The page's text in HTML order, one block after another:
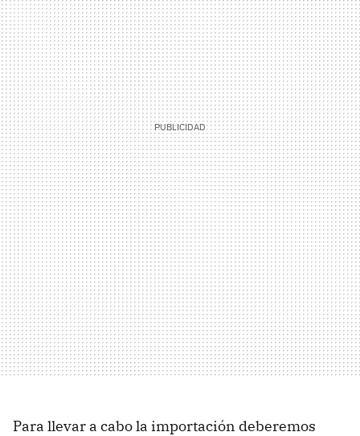
Para llevar a cabo la importación deberemos